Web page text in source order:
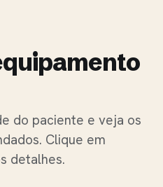
do paciente e veja os
Clique em
detalhes.